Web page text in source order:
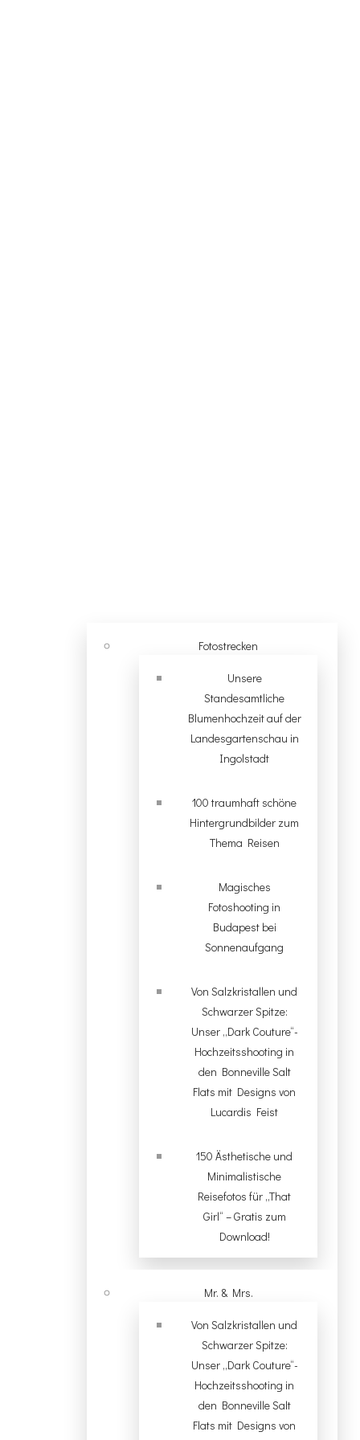
Fotostrecken
Unsere
Standesamtliche
Blumenhochzeit auf der
Landesgartenschau in
Ingolstadt
100 traumhaft schöne
Hintergrundbilder zum
Thema Reisen
Magisches
Fotoshooting in
Budapest bei
Sonnenaufgang
Von Salzkristallen und
Schwarzer Spitze:
Unser „Dark Couture“-
Hochzeitsshooting in
den Bonneville Salt
Flats mit Designs von
Lucardis Feist
150 Ästhetische und
Minimalistische
Reisefotos für „That
Girl“ – Gratis zum
Download!
Mr. & Mrs.
Von Salzkristallen und
Schwarzer Spitze:
Unser „Dark Couture“-
Hochzeitsshooting in
den Bonneville Salt
Flats mit Designs von